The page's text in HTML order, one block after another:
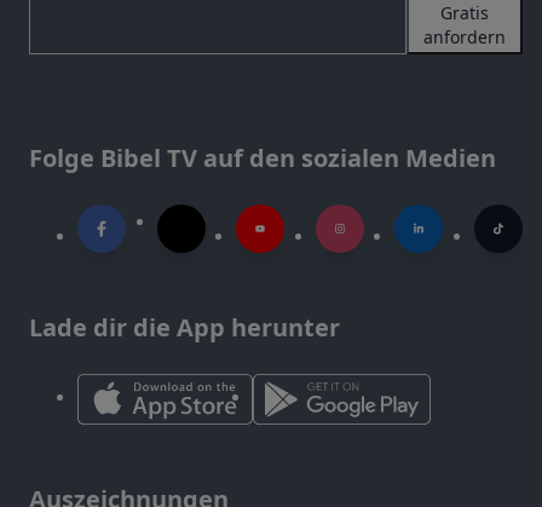
Gratis
anfordern
Folge Bibel TV auf den sozialen Medien
Lade dir die App herunter
Auszeichnungen